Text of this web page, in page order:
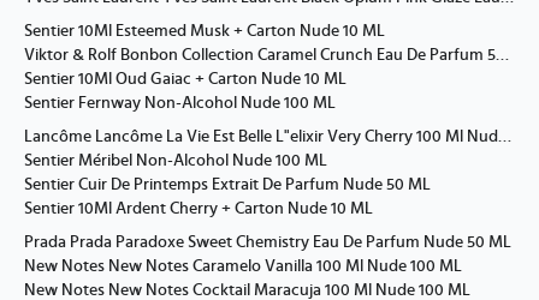
Sentier 10Ml Esteemed Musk + Carton Nude 10 ML
Sentier 10Ml Oud Gaiac + Carton Nude 10 ML
Sentier Fernway Non-Alcohol Nude 100 ML
Sentier Méribel Non-Alcohol Nude 100 ML
Sentier Cuir De Printemps Extrait De Parfum Nude 50 ML
Sentier 10Ml Ardent Cherry + Carton Nude 10 ML
Prada Prada Paradoxe Sweet Chemistry Eau De Parfum Nude 50 ML
New Notes New Notes Caramelo Vanilla 100 Ml Nude 100 ML
New Notes New Notes Cocktail Maracuja 100 Ml Nude 100 ML